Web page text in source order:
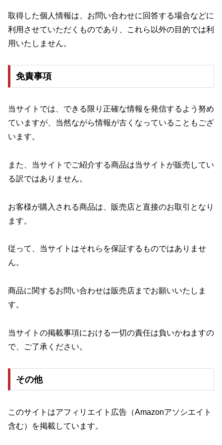
取得した個人情報は、お問い合わせに回答する場合などに
利用させていただくものであり、これら以外の目的では利
用いたしません。
免責事項
当サイトでは、できる限り正確な情報を発信するよう努め
ていますが、当然ながら情報が古くなっていることもござ
います。
また、当サイトでご紹介する商品は当サイトが販売してい
る訳ではありません。
お客様が購入される商品は、販売店と直接のお取引となり
ます。
従って、当サイトはそれらを保証するものではありませ
ん。
商品に関するお問い合わせは販売店までお願いいたしま
す。
当サイトの掲載事項における一切の責任は負いかねますの
で、ご了承ください。
その他
このサイトはアフィリエイト広告（Amazonアソシエイト
含む）を掲載しています。